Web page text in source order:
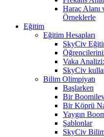
Haraç Alanı
Örneklerle
Eğitim
Eğitim Hesapları
SkyCiv
Vaka
SkyCiv
Bilim Olimpiyatı
Başlarken
Bir
Bir Köprü
Yaygın
Şablonlar
SkyCiv